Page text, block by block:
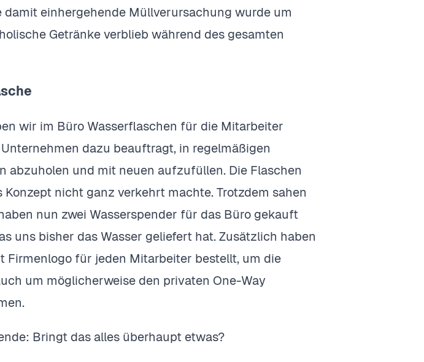
damit einhergehende Müllverursachung wurde um
Getränke verblieb während des gesamten
wir im Büro Wasserflaschen für die Mitarbeiter
dazu beauftragt, in regelmäßigen
abzuholen und mit neuen aufzufüllen. Die Flaschen
nicht ganz verkehrt machte. Trotzdem sahen
nun zwei Wasserspender für das Büro gekauft
uns bisher das Wasser geliefert hat. Zusätzlich haben
Firmenlogo für jeden Mitarbeiter bestellt, um die
um möglicherweise den privaten One-Way
Bringt das alles überhaupt etwas?